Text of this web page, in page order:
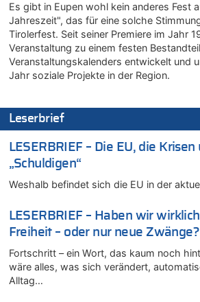
06.08.2026 - 19:17 von Guido Scholzen
Zweite Hitzewelle in diesem Sommer
06.08.2026 - 19:14 von JoKrings zu
Zweite Hitzewelle in diesem Sommer
06.08.2026 - 18:40 von Ostbelgien
Felice Mazzu soll Cheftrainer der AS
06.08.2026 - 18:29 von Zahlen zählen
Zweite Hitzewelle in diesem Sommer ist
06.08.2026 - 17:51 von ne Hondsjong zu
Zweite Hitzewelle in diesem Sommer ist
06.08.2026 - 17:24 von Dax zu
Zweite Hitzewelle in diesem Sommer ist
Zweite Hitzewelle in diesem Sommer ist
06.08.2026 - 17:21 von Dax zu
Zweite Hitzewelle in diesem Sommer
06.08.2026 - 17:01 von Wahlstimme? zu
FIFA-Spitze demonstriert Einigkeit trotz
Es gibt in Eupen wohl kein anderes Fest
Jahreszeit", das für eine solche
Tirolerfest. Seit seiner Premiere im Jahr
Veranstaltung zu einem festen
Veranstaltungskalenders entwickelt und
Jahr soziale Projekte in der Region.
Leserbrief
LESERBRIEF – Die EU, die
„Schuldigen“
Weshalb befindet sich die EU in der
LESERBRIEF – Haben wir
Freiheit – oder nur neue Zwänge?
Fortschritt – ein Wort, das kaum noch
wäre alles, was sich verändert,
Alltag…